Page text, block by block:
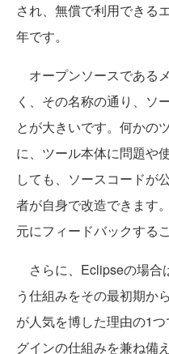
され、無償で利用できる
年です。
オープンソースである
く、その名称の通り、ソ
とが大きいです。何かの
に、ツール本体に問題や
しても、ソースコードが
者が自身で改造できます
元にフィードバックする
さらに、Eclipseの場合
う仕組みをその最初期か
が人気を博した理由の1
グインの仕組みを兼ね備